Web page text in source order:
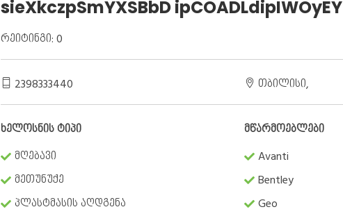
sieXkczpSmYXSBbD ipCOADLdipIWOyEY
რეიტინგი: 0
2398333440 თბილისი,
ხელოსნის ტიპი
მღებავი
მეთუნუქე
პლასტმასის აღდგენა
მწარმოებლები
Avanti
Bentley
Geo